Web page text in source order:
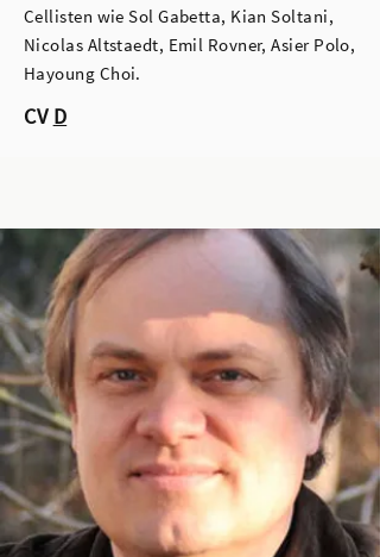
Cellisten wie Sol Gabetta, Kian Soltani,
Nicolas Altstaedt, Emil Rovner, Asier Polo,
Hayoung Choi.
CV D